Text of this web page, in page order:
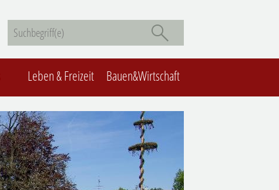
Leben & Freizeit Bauen&Wirtschaft